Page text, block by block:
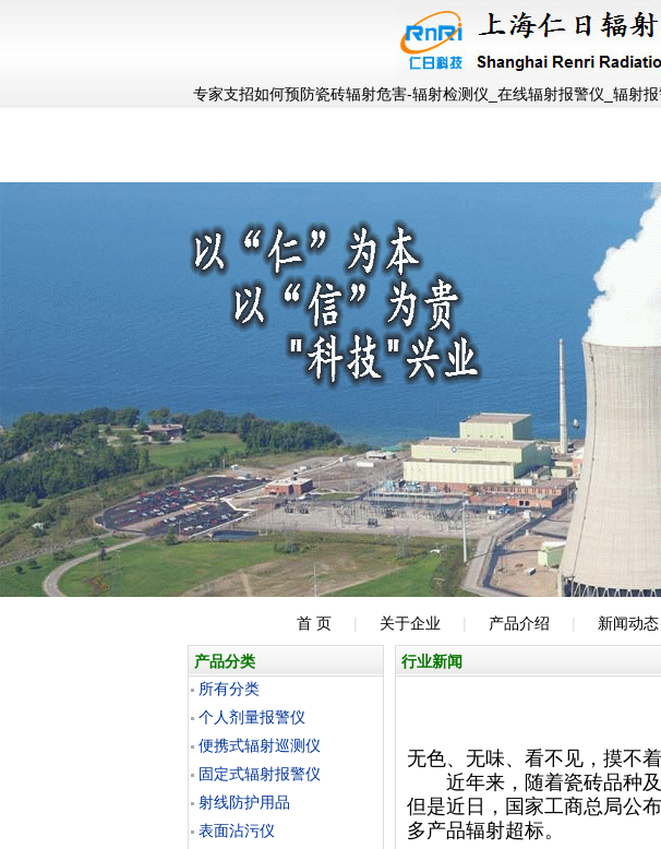
专家支招如何预防瓷砖辐射危害-辐射检测仪_在线辐射报警仪_辐射
首 页 | 关于企业 | 产品介绍 | 新闻动态
产品分类
所有分类
个人剂量报警仪
便携式辐射巡测仪
固定式辐射报警仪
射线防护用品
表面沾污仪
行业新闻
无色、无味、看不见，摸
近年来，随着瓷砖品种及
但是近日，国家工商总局公
多产品辐射超标。